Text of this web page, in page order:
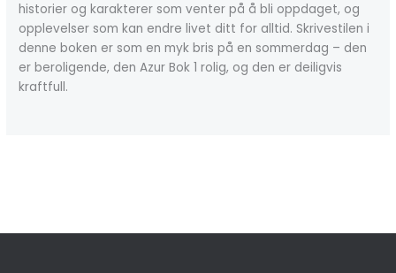
historier og karakterer som venter på å bli oppdaget, og
opplevelser som kan endre livet ditt for alltid. Skrivestilen i
denne boken er som en myk bris på en sommerdag – den
er beroligende, den Azur Bok 1 rolig, og den er deiligvis
kraftfull.